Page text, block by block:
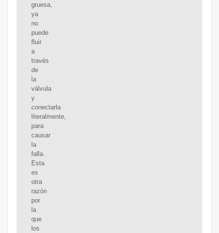
gruesa,
ya
no
puede
fluir
a
través
de
la
válvula
y
conectarla
literalmente,
para
causar
la
falla.
Esta
es
otra
razón
por
la
que
los